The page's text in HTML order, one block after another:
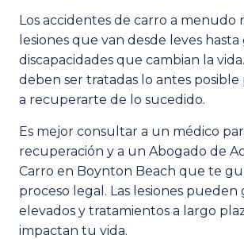
Los accidentes de carro a menudo
lesiones que van desde leves hasta
discapacidades que cambian la
deben ser tratadas lo antes
a recuperarte de lo sucedido.
Es mejor consultar a un médico
recuperación y a un Abogado de
Carro en Boynton Beach que te
proceso legal. Las lesiones pueden
elevados y tratamientos a largo
impactan tu vida.